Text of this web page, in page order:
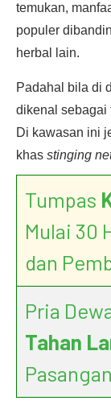
temukan,
populer
herbal lain.
Padahal bila di
dikenal sebagai
Di kawasan ini
khas stinging
Tumpas
Mulai 30
dan
Pria
Tahan